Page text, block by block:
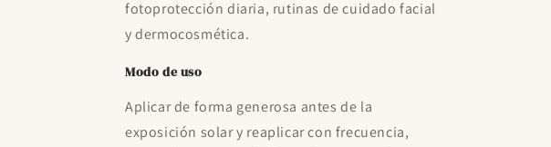
fotoprotección diaria, rutinas de cuidado facial
y dermocosmética.
Modo de uso
Aplicar de forma generosa antes de la
exposición solar y reaplicar con frecuencia,